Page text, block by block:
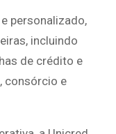
personalizado,
incluindo
de crédito e
consórcio e